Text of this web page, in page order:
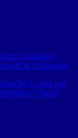
Ciudadano,
de la “Operación
BCV cerró con
(+Tweet)